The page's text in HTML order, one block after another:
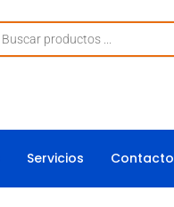
Servicios Contacto